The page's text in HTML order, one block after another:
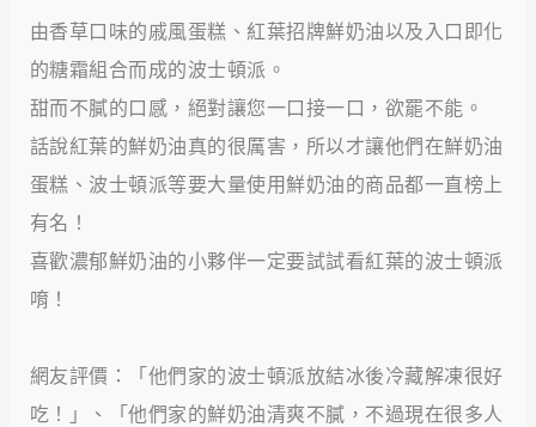
由香草口味的戚風蛋糕、紅葉招牌鮮奶油以及入口即化
的糖霜組合而成的波士頓派。
甜而不膩的口感，絕對讓您一口接一口，欲罷不能。
話說紅葉的鮮奶油真的很厲害，所以才讓他們在鮮奶油
蛋糕、波士頓派等要大量使用鮮奶油的商品都一直榜上
有名！
喜歡濃郁鮮奶油的小夥伴一定要試試看紅葉的波士頓派
唷！
網友評價：「他們家的波士頓派放結冰後冷藏解凍很好
吃！」、「他們家的鮮奶油清爽不膩，不過現在很多人